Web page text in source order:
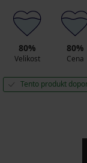
80%
Velikost
80%
Cena
Tento produkt